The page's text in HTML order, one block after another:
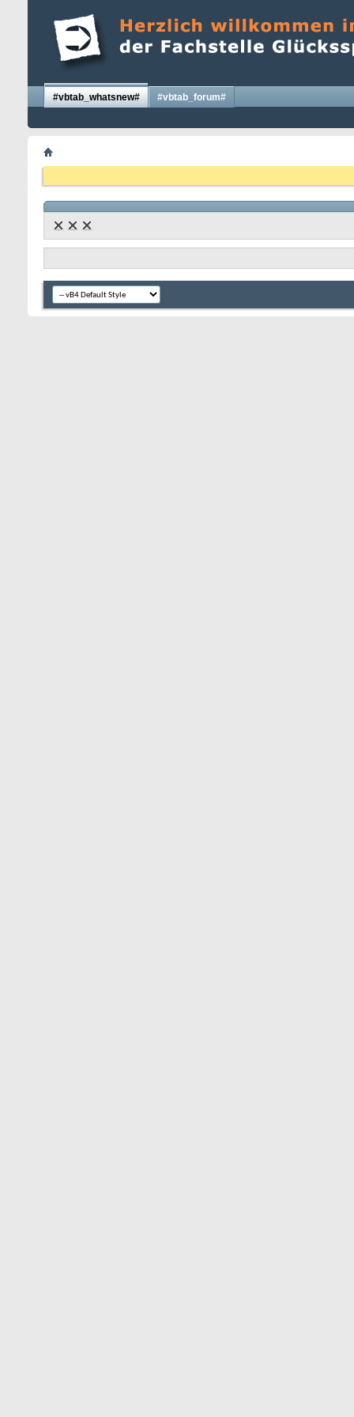
#vbtab_whatsnew# #vbtab_forum#